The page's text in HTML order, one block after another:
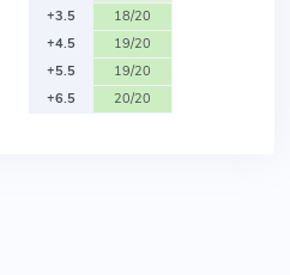
+3.5
18/20
+4.5
19/20
+5.5
19/20
+6.5
20/20